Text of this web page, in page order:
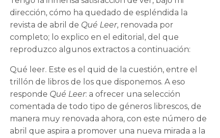
dirección, cómo ha quedado de espléndida la
revista de abril de Qué Leer, renovada por
completo; lo explico en el editorial, del que
reproduzco algunos extractos a continuación:
Qué leer. Este es el quid de la cuestión, entre el
trillón de libros de los que disponemos. A eso
responde Qué Leer: a ofrecer una selección
comentada de todo tipo de géneros librescos, de
manera muy renovada ahora, con este número de
abril que aspira a promover una nueva mirada a la